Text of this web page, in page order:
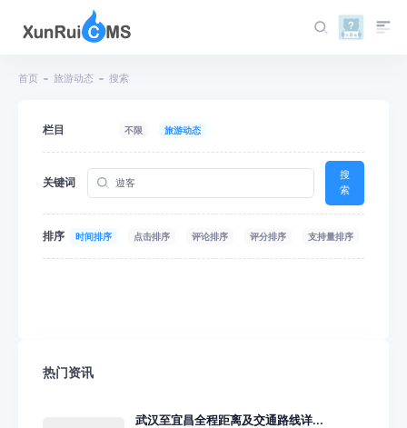
首页 旅游动态 搜索
栏目 不限 旅游动态
关键词
搜
索
排序 时间排序 点击排序 评论排序 评分排序 支持量排序
热门资讯
武汉至宜昌全程距离及交通路线详...